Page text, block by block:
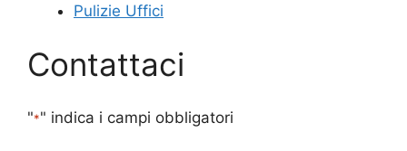
Pulizie Uffici
Contattaci
"*" indica i campi obbligatori